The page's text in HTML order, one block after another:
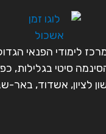
לימודי הפנאי
סיטי בגלילות,
לציון, אשדוד, באר-